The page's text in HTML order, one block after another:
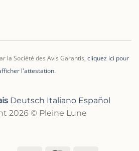
la Société des Avis Garantis, cliquez ici pour
l'attestation.
Deutsch Italiano Español
2026 © Pleine Lune